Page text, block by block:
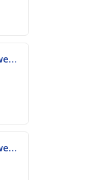
Aire Acondicionado Goodweather Split 12.000 BTU
Aire Acondicionado Goodweather Split 18.000 BTU